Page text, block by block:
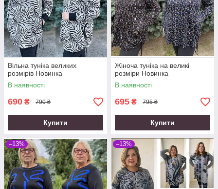
Вільна туніка великих
розмірів Новинка
В наявності
690 ₴ 790 ₴
Купити
Жіноча туніка на великі
розміри Новинка
В наявності
695 ₴ 795 ₴
Купити
–13% –13%